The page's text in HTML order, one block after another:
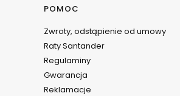
Linki w stopce
POMOC
Zwroty, odstąpienie od umowy
Raty Santander
Regulaminy
Gwarancja
Reklamacje